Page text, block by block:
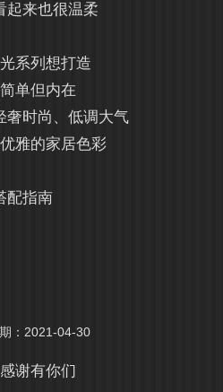
起来也很温柔
系列想打造
单但内在
奢时尚、低调大气
雅的家居色彩
配指南
：2021-04-30
谢有你们